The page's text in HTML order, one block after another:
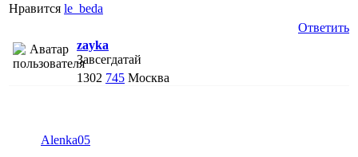
Нравится le_beda
Ответить
zayka
Завсегдатай
1302 745 Москва
Alenka05